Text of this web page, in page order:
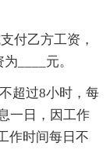
付乙方工资，
____元。
超过8小时，每
一日，因工作
作时间每日不